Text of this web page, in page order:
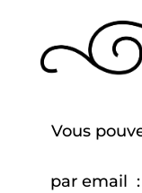
Vous
par email :